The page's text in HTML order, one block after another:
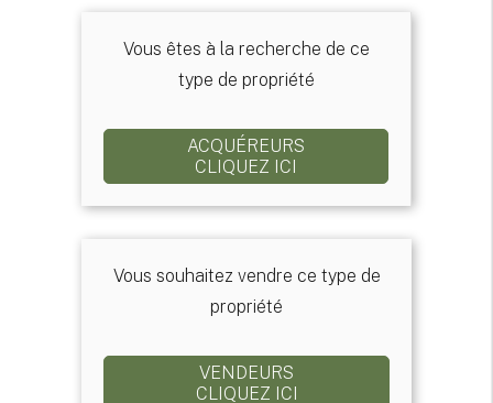
Vous êtes à la recherche de ce
type de propriété
ACQUÉREURS
CLIQUEZ ICI
Vous souhaitez vendre ce type de
propriété
VENDEURS
CLIQUEZ ICI